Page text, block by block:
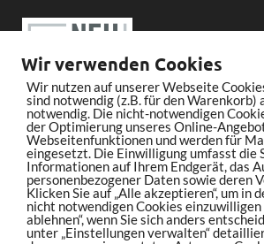
Wir verwenden Cookies
Wir nutzen auf unserer Webseite
sind notwendig (z.B. für den Warenkorb)
notwendig. Die nicht-notwendigen
der Optimierung unseres Online-
Webseitenfunktionen und werden für
eingesetzt. Die Einwilligung umfasst die
Informationen auf Ihrem Endgerät, das
personenbezogener Daten sowie deren
Klicken Sie auf „Alle akzeptieren“, um in
nicht notwendigen Cookies einzuwilligen
ablehnen“, wenn Sie sich anders
unter „Einstellungen verwalten“